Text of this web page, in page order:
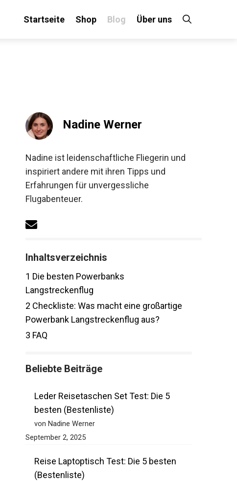
Startseite Shop Blog Über uns
Nadine Werner
Nadine ist leidenschaftliche Fliegerin und
inspiriert andere mit ihren Tipps und
Erfahrungen für unvergessliche
Flugabenteuer.
Inhaltsverzeichnis
1 Die besten Powerbanks
Langstreckenflug
2 Checkliste: Was macht eine großartige
Powerbank Langstreckenflug aus?
3 FAQ
Beliebte Beiträge
Leder Reisetaschen Set Test: Die 5
besten (Bestenliste)
von Nadine Werner
September 2, 2025
Reise Laptoptisch Test: Die 5 besten
(Bestenliste)